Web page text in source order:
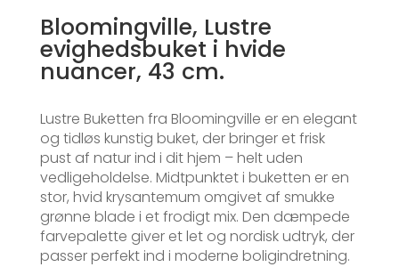
Bloomingville, Lustre
evighedsbuket i hvide
nuancer, 43 cm.
Lustre Buketten fra Bloomingville er en elegant
og tidløs kunstig buket, der bringer et frisk
pust af natur ind i dit hjem – helt uden
vedligeholdelse. Midtpunktet i buketten er en
stor, hvid krysantemum omgivet af smukke
grønne blade i et frodigt mix. Den dæmpede
farvepalette giver et let og nordisk udtryk, der
passer perfekt ind i moderne boligindretning.